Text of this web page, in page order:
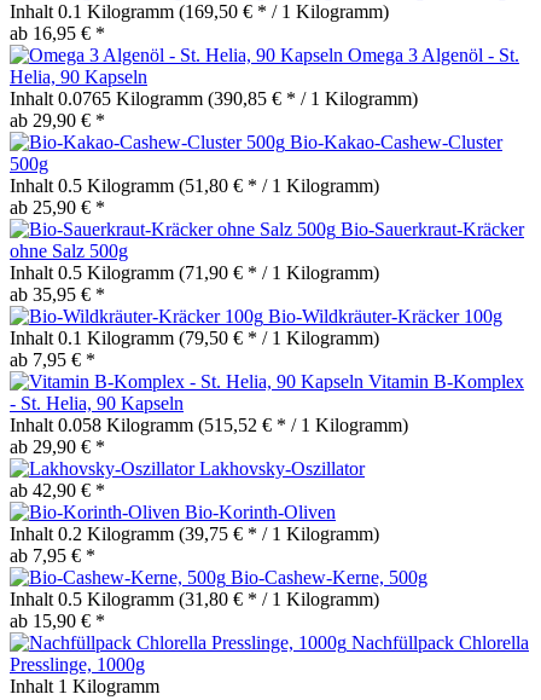
Inhalt 0.1 Kilogramm (169,50 € * / 1 Kilogramm)
ab 16,95 € *
Omega 3 Algenöl - St.
Helia, 90 Kapseln
Inhalt 0.0765 Kilogramm (390,85 € * / 1 Kilogramm)
ab 29,90 € *
Bio-Kakao-Cashew-Cluster
500g
Inhalt 0.5 Kilogramm (51,80 € * / 1 Kilogramm)
ab 25,90 € *
Bio-Sauerkraut-Kräcker
ohne Salz 500g
Inhalt 0.5 Kilogramm (71,90 € * / 1 Kilogramm)
ab 35,95 € *
Bio-Wildkräuter-Kräcker 100g
Inhalt 0.1 Kilogramm (79,50 € * / 1 Kilogramm)
ab 7,95 € *
Vitamin B-Komplex
- St. Helia, 90 Kapseln
Inhalt 0.058 Kilogramm (515,52 € * / 1 Kilogramm)
ab 29,90 € *
Lakhovsky-Oszillator
ab 42,90 € *
Bio-Korinth-Oliven
Inhalt 0.2 Kilogramm (39,75 € * / 1 Kilogramm)
ab 7,95 € *
Bio-Cashew-Kerne, 500g
Inhalt 0.5 Kilogramm (31,80 € * / 1 Kilogramm)
ab 15,90 € *
Nachfüllpack Chlorella
Presslinge, 1000g
Inhalt 1 Kilogramm